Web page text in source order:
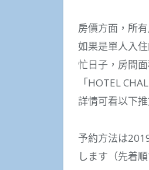
房價方面，所
如果是單人入
忙日子，房間
「HOTEL
詳情可看以下
予約方法は
します（先着